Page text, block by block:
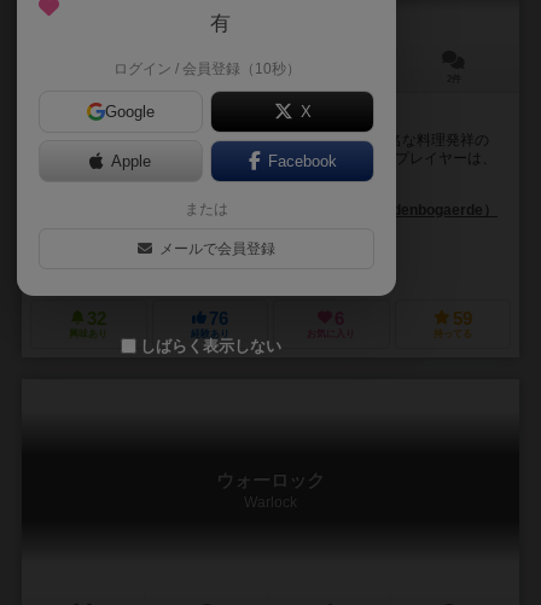
30～75分
ピザ宅配ゲーム。ナポリで一番ピザを配るのは誰だ。
このゲーム、『パパ・パオロ』の舞台は世界的にも有名な料理発祥の
地であるナポリ。もちろん、その料理とは、ピッツァ! プレイヤーは、
このナポリのおなかをすかした市民に誰が一番多...
ファブリス・ヴァンデンボーゲルデ（Fabrice Vandenbogaerde）
32
興味あり
76
経験あり お気に入り
59
持ってる
ウォーロック
Warlock
有
ログイン / 会員登録（10秒）
Google X
Apple Facebook
または
メールで会員登録
しばらく表示しない